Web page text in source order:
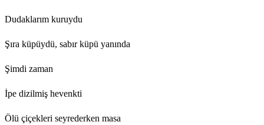
Dudaklarım kuruydu
Şıra küpüydü, sabır küpü yanında
Şimdi zaman
İpe dizilmiş hevenkti
Ölü çiçekleri seyrederken masa